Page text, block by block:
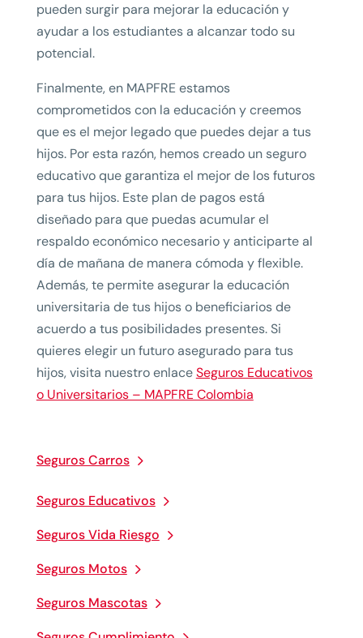
Seguros Carros
Seguros Educativos
Seguros Vida Riesgo
Seguros Motos
Seguros Mascotas
pueden surgir para mejorar la educación y
ayudar a los estudiantes a alcanzar todo su
potencial.
Finalmente, en MAPFRE estamos
comprometidos con la educación y creemos
que es el mejor legado que puedes dejar a tus
hijos. Por esta razón, hemos creado un seguro
educativo que garantiza el mejor de los futuros
para tus hijos. Este plan de pagos está
diseñado para que puedas acumular el
respaldo económico necesario y anticiparte al
día de mañana de manera cómoda y flexible.
Además, te permite asegurar la educación
universitaria de tus hijos o beneficiarios de
acuerdo a tus posibilidades presentes. Si
quieres elegir un futuro asegurado para tus
hijos, visita nuestro enlaceSeguros Educativos
o Universitarios – MAPFRE Colombia